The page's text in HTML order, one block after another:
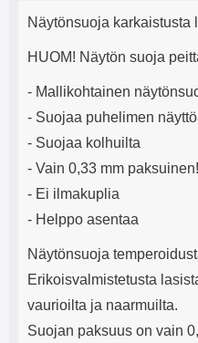
Tuotekuvaus
Näytönsuoja karkaistusta
HUOM! Näytön suoja
- Mallikohtainen
- Suojaa puhelimen
- Suojaa kolhuilta
- Vain 0,33 mm paksuinen!
- Ei ilmakuplia
- Helppo asentaa
Näytönsuoja
Erikoisvalmistetusta
vaurioilta ja naarmuilta.
Suojan paksuus on vain